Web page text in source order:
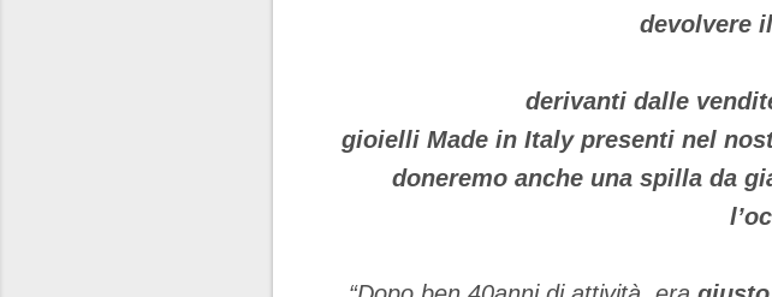
devolvere il
derivanti dalle
gioielli Made in Italy presenti nel
doneremo anche una spilla da